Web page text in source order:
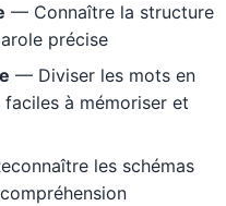
— Connaître la structure
précise
— Diviser les mots en
à mémoriser et
les schémas